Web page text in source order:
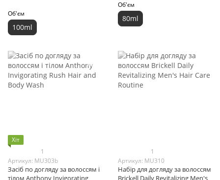
Об'єм
100ml
Об'єм
80ml
Хіт
1
Артикул: MU303b
Засіб по догляду за волоссям і
тілом Anthony Invigorating
1
Артикул: MU310
Набір для догляду за волоссям
Brickell Daily Revitalizing Men's